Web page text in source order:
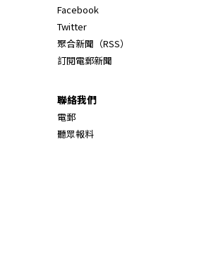
Facebook
Twitter
聚合新聞（RSS）
訂閱電郵新聞
聯絡我們
電郵
聽眾報料